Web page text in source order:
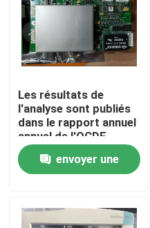
À la maison
Produits
Vidéos
Les résultats de
l'analyse sont publiés
dans le rapport annuel
annuel de l'OCDE.
envoyer une